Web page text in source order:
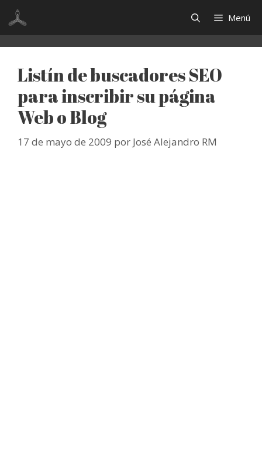
Saltar
contenido
Menú
Listín de buscadores SEO
para inscribir su página
Web o Blog
17 de mayo de 2009 por José Alejandro RM